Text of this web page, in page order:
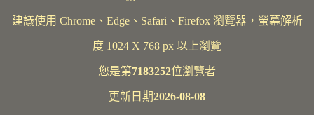
建議使用 Chrome、Edge、Safari、Firefox 瀏覽器，螢幕解析
度 1024 X 768 px 以上瀏覽
您是第7183252位瀏覽者
更新日期2026-08-08